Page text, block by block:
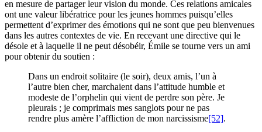
en mesure de partager leur vision du monde. Ces relations amicales
ont une valeur libératrice pour les jeunes hommes puisqu’elles
permettent d’exprimer des émotions qui ne sont que peu bienvenues
dans les autres contextes de vie. En recevant une directive qui le
désole et à laquelle il ne peut désobéir, Émile se tourne vers un ami
pour obtenir du soutien :
Dans un endroit solitaire (le soir), deux amis, l’un à
l’autre bien cher, marchaient dans l’attitude humble et
modeste de l’orphelin qui vient de perdre son père. Je
pleurais ; je comprimais mes sanglots pour ne pas
rendre plus amère l’affliction de mon narcissisme[52].